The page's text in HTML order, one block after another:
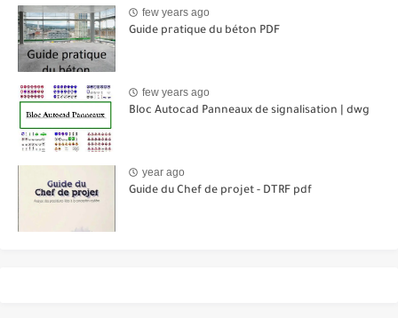
few years ago
Guide pratique du béton PDF
few years ago
Bloc Autocad Panneaux de signalisation | dwg
year ago
Guide du Chef de projet - DTRF pdf